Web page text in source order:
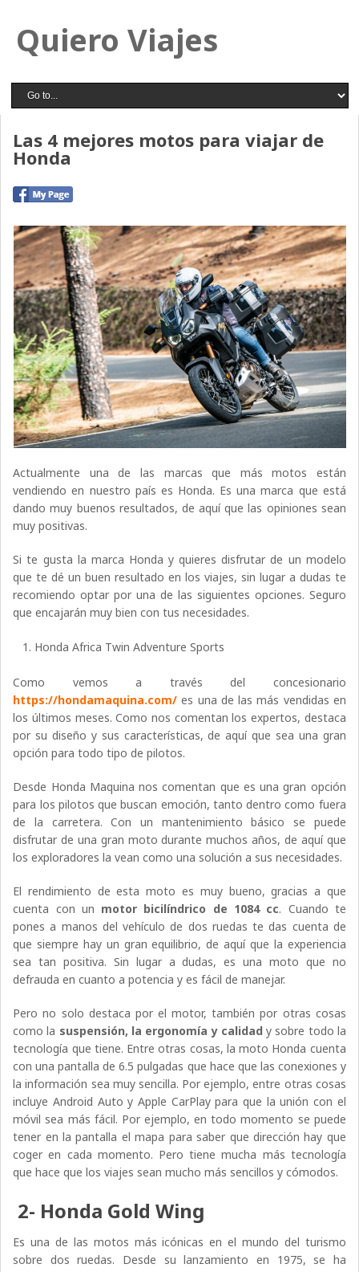
Quiero Viajes
Las 4 mejores motos para viajar de
Honda
Actualmente una de las marcas que más motos están
vendiendo en nuestro país es Honda. Es una marca que está
dando muy buenos resultados, de aquí que las opiniones sean
muy positivas.
Si te gusta la marca Honda y quieres disfrutar de un modelo
que te dé un buen resultado en los viajes, sin lugar a dudas te
recomiendo optar por una de las siguientes opciones. Seguro
que encajarán muy bien con tus necesidades.
Honda Africa Twin Adventure Sports
Como vemos a través del concesionario
https://hondamaquina.com/ es una de las más vendidas en
los últimos meses. Como nos comentan los expertos, destaca
por su diseño y sus características, de aquí que sea una gran
opción para todo tipo de pilotos.
Desde Honda Maquina nos comentan que es una gran opción
para los pilotos que buscan emoción, tanto dentro como fuera
de la carretera. Con un mantenimiento básico se puede
disfrutar de una gran moto durante muchos años, de aquí que
los exploradores la vean como una solución a sus necesidades.
El rendimiento de esta moto es muy bueno, gracias a que
cuenta con un motor bicilíndrico de 1084 cc. Cuando te
pones a manos del vehículo de dos ruedas te das cuenta de
que siempre hay un gran equilibrio, de aquí que la experiencia
sea tan positiva. Sin lugar a dudas, es una moto que no
defrauda en cuanto a potencia y es fácil de manejar.
Pero no solo destaca por el motor, también por otras cosas
como la suspensión, la ergonomía y calidady sobre todo la
tecnología que tiene. Entre otras cosas, la moto Honda cuenta
con una pantalla de 6.5 pulgadas que hace que las conexiones y
la información sea muy sencilla. Por ejemplo, entre otras cosas
incluye Android Auto y Apple CarPlay para que la unión con el
móvil sea más fácil. Por ejemplo, en todo momento se puede
tener en la pantalla el mapa para saber que dirección hay que
coger en cada momento. Pero tiene mucha más tecnología
que hace que los viajes sean mucho más sencillos y cómodos.
2- Honda Gold Wing
Es una de las motos más icónicas en el mundo del turismo
sobre dos ruedas. Desde su lanzamiento en 1975, se ha